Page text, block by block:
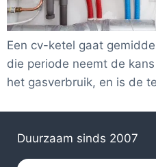
Een cv-ketel gaat
die periode neemt de
het gasverbruik, en is de
Duurzaam sinds 2007